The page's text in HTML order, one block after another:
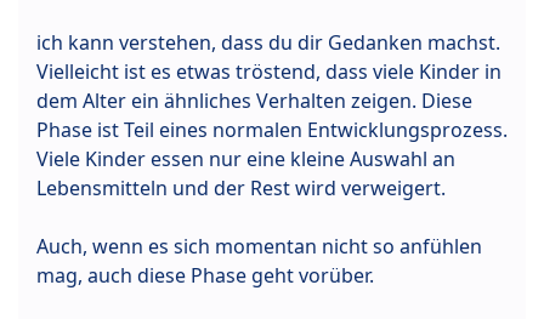
ich kann verstehen, dass du dir Gedanken machst.
Vielleicht ist es etwas tröstend, dass viele Kinder in
dem Alter ein ähnliches Verhalten zeigen. Diese
Phase ist Teil eines normalen Entwicklungsprozess.
Viele Kinder essen nur eine kleine Auswahl an
Lebensmitteln und der Rest wird verweigert.
Auch, wenn es sich momentan nicht so anfühlen
mag, auch diese Phase geht vorüber.